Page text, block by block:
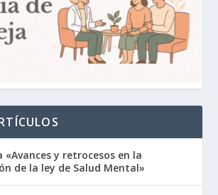
«Avances y retrocesos en la
de la ley de Salud Mental»